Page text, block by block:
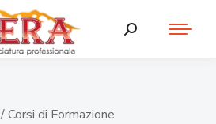
/ Corsi di Formazione